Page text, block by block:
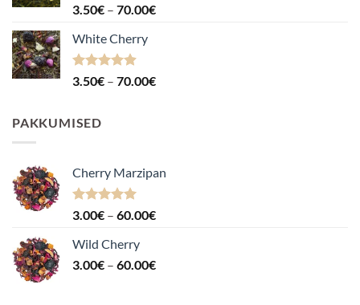
Hinnanguga
3.50€ – 70.00€Hinnavahemik:
White Cherry
Hinnanguga
3.50€ – 70.00€Hinnavahemik:
PAKKUMISED
Cherry Marzipan
Hinnanguga
3.00€ – 60.00€Hinnavahemik:
60.00€
Wild Cherry
3.00€ – 60.00€Hinnavahemik: